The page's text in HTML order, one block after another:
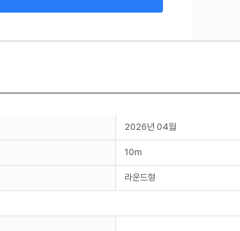
2026년 04월
10m
라운드형